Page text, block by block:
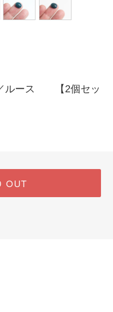
ルース 【2個セッ
OUT